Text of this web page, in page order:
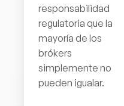
responsabilidad
regulatoria que la
mayoría de los
brókers
simplemente no
pueden igualar.